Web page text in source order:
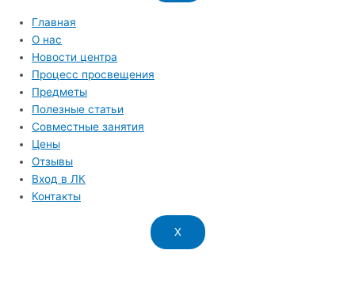
Главная
О нас
Новости центра
Процесс просвещения
Предметы
Полезные статьи
Совместные занятия
Цены
Отзывы
Вход в ЛК
Контакты
X